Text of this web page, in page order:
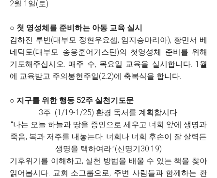
2월 1일(토)
○ 첫 영성체를 준비하는 아동 교육 실시
김하진 루빈(대부모 정현우요셉, 임지승마리아), 황민서 베
네딕토(대부모 송용훈어거스틴)의 첫영성체 준비를 위해
기도해주십시오. 매주 수, 목요일 교육을 실시합니다. 1월
에 교육받고 주의봉헌주일(2.2)에 축복식을 합니다.
○ 지구를 위한 행동 52주 실천기도문
3주 (1/19-1/25) 환경 독서를 계획합시다.
“나는 오늘 하늘과 땅을 증인으로 세우고 너희 앞에 생명과
죽음, 복과 저주를 내놓는다. 너희나 너희 후손이 잘 살력든
생명을 택하여라.”(신명기30:19)
기후위기를 이해하고, 실천 방법을 배울 수 있는 책을 찾아
읽어봅시다. 교회 소그룹으로, 주변 사람들과 함께하는 환